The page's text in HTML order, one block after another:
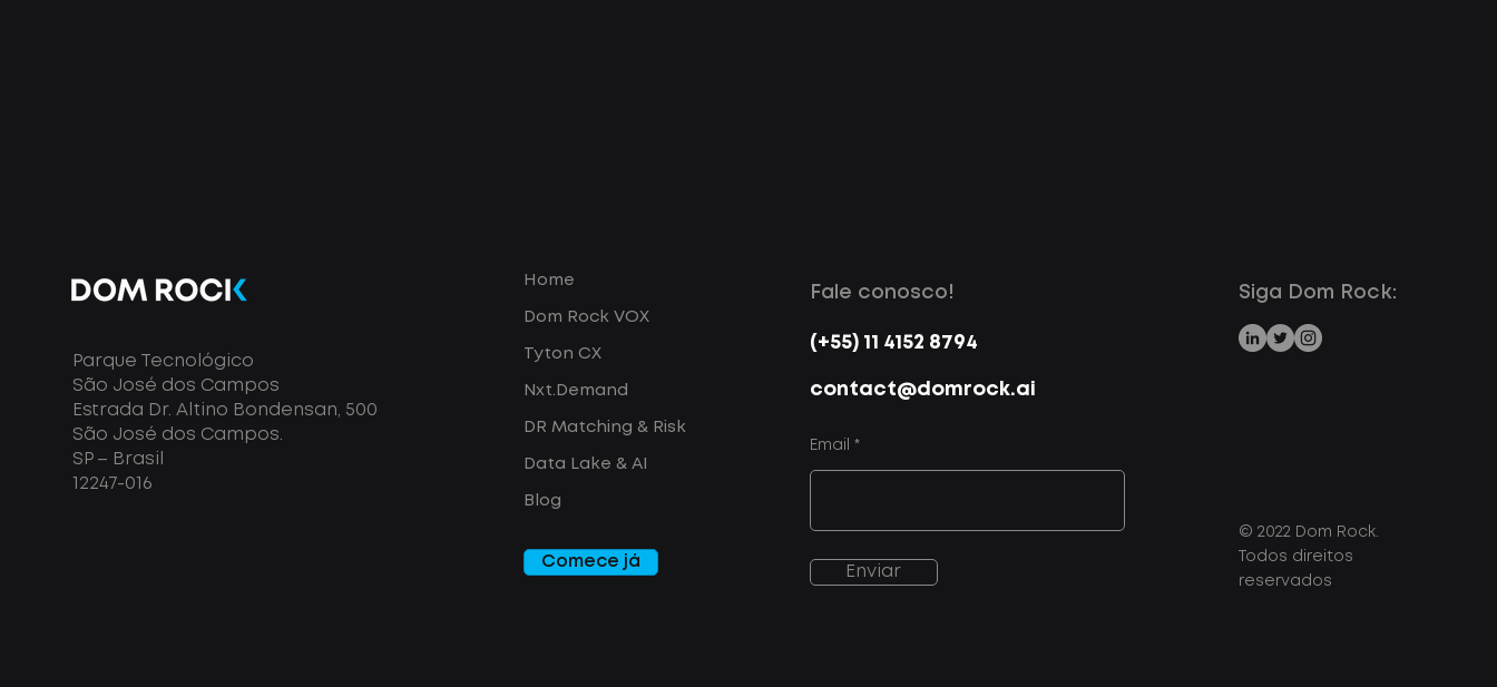
Parque Tecnológico
São José dos Campos
Estrada Dr. Altino Bondensan, 500
São José dos Campos.
SP – Brasil
12247-016
Home
Dom Rock VOX
Tyton CX
Nxt.Demand
DR Matching & Risk
Data Lake & AI
Blog
Comece já
Fale conosco!
(+55) 11 4152 8794
contact@domrock.ai
Email
Enviar
Siga Dom Rock:
© 2022 Dom Rock.
Todos direitos
reservados